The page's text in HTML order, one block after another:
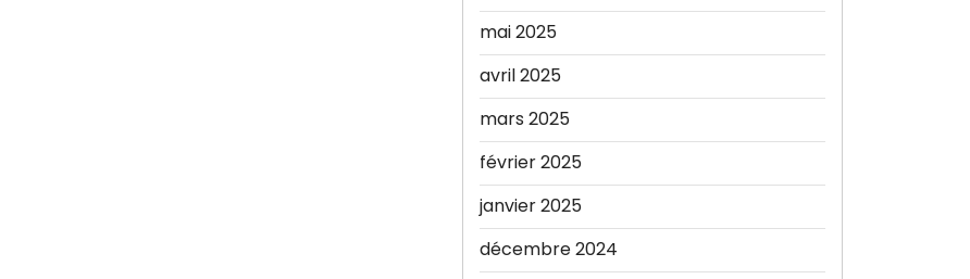
mai 2025
avril 2025
mars 2025
février 2025
janvier 2025
décembre 2024